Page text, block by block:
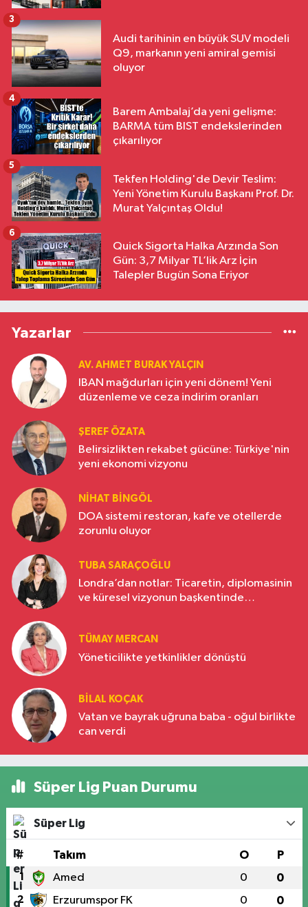
Audi tarihinin en büyük SUV modeli
Q9, markanın yeni amiral gemisi
oluyor
3
Barem Ambalaj’da yeni gelişme:
BARMA tüm BIST endekslerinden
çıkarılıyor
4
Tekfen Holding'de Devir Teslim:
Yeni Yönetim Kurulu Başkanı Prof. Dr.
Murat Yalçıntaş Oldu!
5
Quick Sigorta Halka Arzında Son
Gün: 3,7 Milyar TL’lik Arz İçin
Talepler Bugün Sona Eriyor
6
Yazarlar
AV. AHMET BURAK YALÇIN
IBAN mağdurları için yeni dönem! Yeni
düzenleme ve ceza indirim oranları
ŞEREF ÖZATA
Belirsizlikten rekabet gücüne: Türkiye'nin
yeni ekonomi vizyonu
NIHAT BINGÖL
DOA sistemi restoran, kafe ve otellerde
zorunlu oluyor
TUBA SARAÇOĞLU
Londra’dan notlar: Ticaretin, diplomasinin
ve küresel vizyonun başkentinde
TÜMAY MERCAN
Yöneticilikte yetkinlikler dönüştü
BILAL KOÇAK
Vatan ve bayrak uğruna baba - oğul birlikte
can verdi
Süper Lig Puan Durumu
Süper Lig
# Takım O P
1 Amed 0 0
2 Erzurumspor FK 0 0